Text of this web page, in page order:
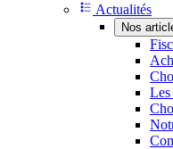
Actualités
Nos
Les